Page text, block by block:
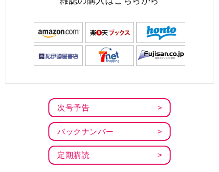
次号予告
バックナンバー
定期購読